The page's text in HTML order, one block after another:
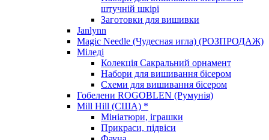
штучній шкірі
Заготовки для вишивки
Janlynn
Magic Needle (Чудесная игла) (РОЗПРОДАЖ)
Міледі
Колекція Сакральний орнамент
Набори для вишивання бісером
Схеми для вишивання бісером
Гобелени ROGOBLEN (Румунія)
Mill Hill (США) *
Мініатюри, іграшки
Прикраси, підвіси